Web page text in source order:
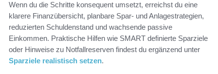
Wenn du die Schritte konsequent umsetzt, erreichst du eine
klarere Finanzübersicht, planbare Spar- und Anlagestrategien,
reduzierten Schuldenstand und wachsende passive
Einkommen. Praktische Hilfen wie SMART definierte Sparziele
oder Hinweise zu Notfallreserven findest du ergänzend unter
Sparziele realistisch setzen.